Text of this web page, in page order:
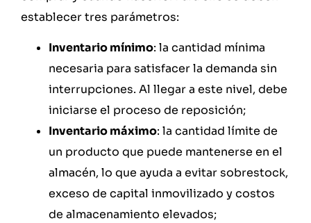
establecer tres parámetros:
Inventario mínimo: la cantidad mínima
necesaria para satisfacer la demanda sin
interrupciones. Al llegar a este nivel, debe
iniciarse el proceso de reposición;
Inventario máximo: la cantidad límite de
un producto que puede mantenerse en el
almacén, lo que ayuda a evitar sobrestock,
exceso de capital inmovilizado y costos
de almacenamiento elevados;